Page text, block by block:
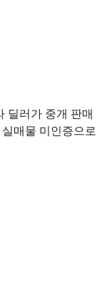
딜러가 중개 판매
매물 미인증으로